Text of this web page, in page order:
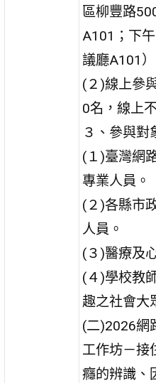
區柳豐路
A101；下
議廳A101）
(２)線上參
0名，線上
３、參與對
(１)臺灣網
專業人員。
(２)各縣市
人員。
(３)醫療及
(４)學校教
趣之社會大
(二)2026網
工作坊－接
癮的辨識、